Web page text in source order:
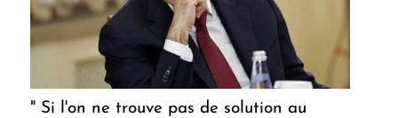
" Si l'on ne trouve pas de solution au